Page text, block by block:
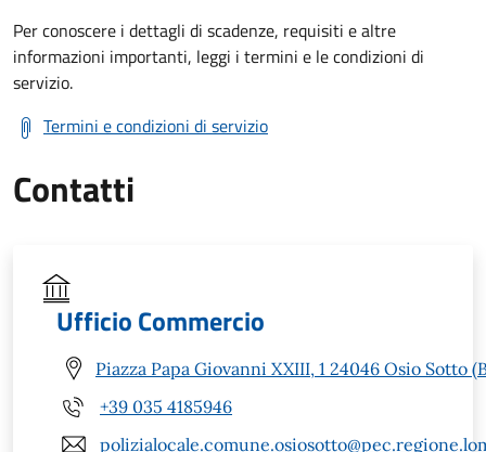
Per conoscere i dettagli di scadenze, requisiti e altre
informazioni importanti, leggi i termini e le condizioni di
servizio.
Termini e condizioni di servizio
Contatti
Ufficio Commercio
Piazza Papa Giovanni XXIII, 1 24046 Osio Sotto
+39 035 4185946